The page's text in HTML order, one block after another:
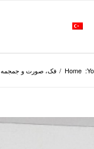
Home
/ فک، صورت و جمجمه